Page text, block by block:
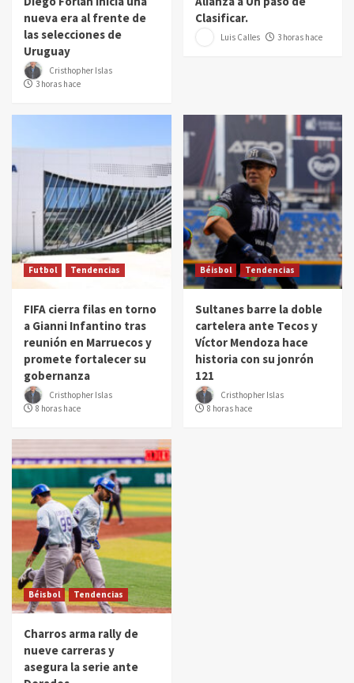
nueva era al frente de
las selecciones de
Uruguay
Cristhopher Islas
3 horas hace
Clasificar.
Luis Calles 3 horas hace
Futbol Tendencias
FIFA cierra filas en torno
a Gianni Infantino tras
reunión en Marruecos y
promete fortalecer su
gobernanza
Cristhopher Islas
8 horas hace
Béisbol Tendencias
Sultanes barre la doble
cartelera ante Tecos y
Víctor Mendoza hace
historia con su jonrón
121
Cristhopher Islas
8 horas hace
Béisbol Tendencias
Charros arma rally de
nueve carreras y
asegura la serie ante